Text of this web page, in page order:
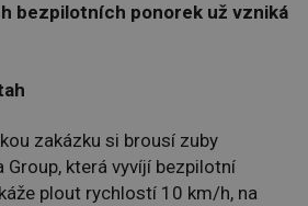
bezpilotních ponorek už vzniká
zakázku si brousí zuby
která vyvíjí bezpilotní
plout rychlostí 10 km/h, na